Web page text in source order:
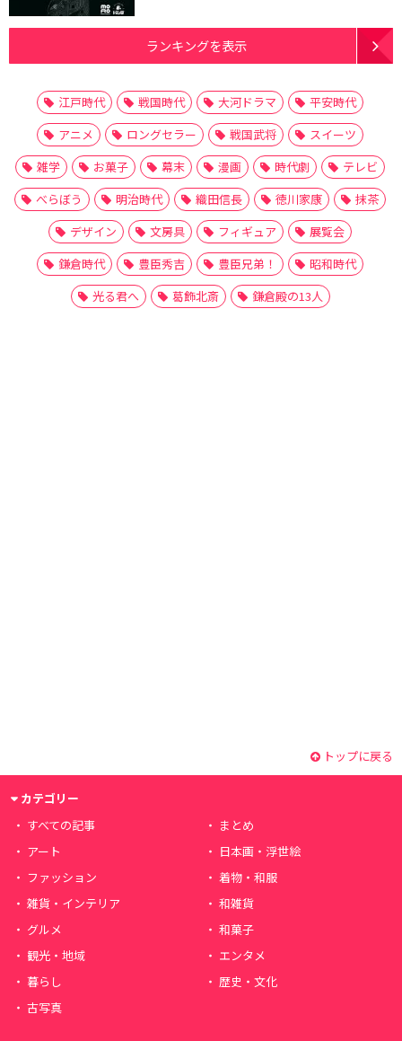
ランキングを表示
江戸時代 戦国時代 大河ドラマ
平安時代
アニメ
ロングセラー 戦国武将
スイーツ
雑学
お菓子 幕末 漫画 時代劇
テレビ
べらぼう
明治時代 織田信長 徳川家康
抹茶
デザイン
文房具 フィギュア
展覧会
鎌倉時代
豊臣秀吉 豊臣兄弟！
昭和時代
光る君へ
葛飾北斎 鎌倉殿の13人
トップに戻る
カテゴリー
すべての記事
まとめ
アート
日本画・浮世絵
ファッション
着物・和服
雑貨・インテリア
和雑貨
グルメ
和菓子
観光・地域
エンタメ
暮らし
歴史・文化
古写真